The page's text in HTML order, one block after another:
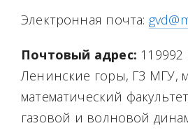
Электронная почта:
Почтовый адрес:
Ленинские горы, ГЗ МГУ,
математический
газовой и волновой